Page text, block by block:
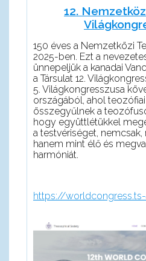
12.
150 éves a Nemzetközi
2025-ben. Ezt a
ünnepeljük a kanadai
a Társulat 12.
5. Világkongresszusa
országából, ahol
összegyűlnek a
hogy együttlétükkel
a testvériséget,
hanem mint élő és
harmóniát.
https://